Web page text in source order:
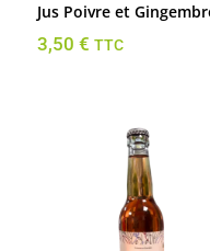
Jus Poivre et
3,50 € TTC